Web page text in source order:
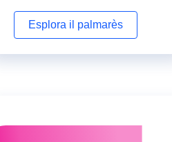
Esplora il palmarès